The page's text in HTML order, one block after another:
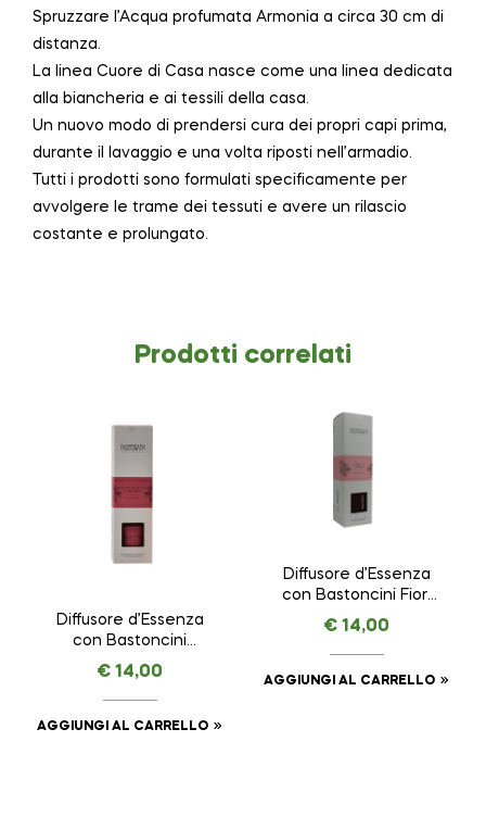
Spruzzare l’Acqua profumata Armonia a circa 30 cm di
distanza.
La linea Cuore di Casa nasce come una linea dedicata
alla biancheria e ai tessili della casa.
Un nuovo modo di prendersi cura dei propri capi prima,
durante il lavaggio e una volta riposti nell’armadio.
Tutti i prodotti sono formulati specificamente per
avvolgere le trame dei tessuti e avere un rilascio
costante e prolungato.
Prodotti correlati
Diffusore d’Essenza
con Bastoncini
Legno di Rosa e
Vaniglia – Seduzione
– NASOTERAPIA da
100 ml
€ 14,00
AGGIUNGI AL CARRELLO
Diffusore d’Essenza
con Bastoncini Fiori
di Cotone –
Delicatezza –
NASOTERAPIA da 100
ml
€ 14,00
AGGIUNGI AL CARRELLO